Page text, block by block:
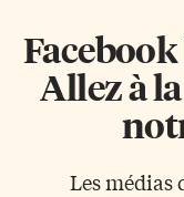
Allez à
Les